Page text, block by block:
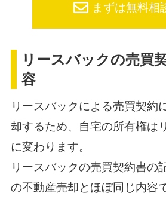
まずは無料相
リースバックの売買
容
リースバックによる売買契約
却するため、自宅の所有権は
に変わります。
リースバックの売買契約書の
の不動産売却とほぼ同じ内容